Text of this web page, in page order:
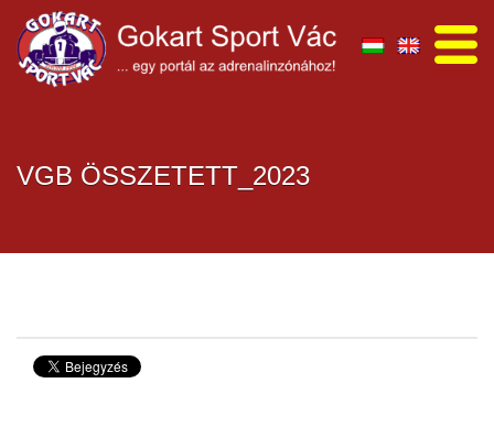
VGB ÖSSZETETT_2023